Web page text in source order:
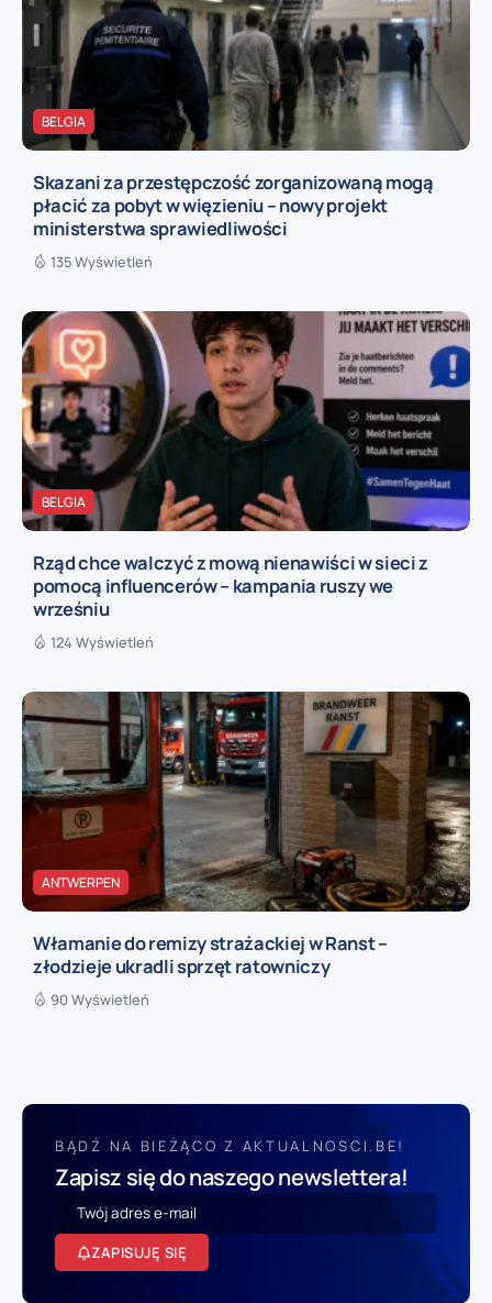
BELGIA
Skazani za przestępczość zorganizowaną mogą
płacić za pobyt w więzieniu – nowy projekt
ministerstwa sprawiedliwości
135 Wyświetleń
BELGIA
Rząd chce walczyć z mową nienawiści w sieci z
pomocą influencerów – kampania ruszy we
wrześniu
124 Wyświetleń
ANTWERPEN
Włamanie do remizy strażackiej w Ranst –
złodzieje ukradli sprzęt ratowniczy
90 Wyświetleń
BĄDŹ NA BIEŻĄCO Z AKTUALNOSCI.BE!
Zapisz się do naszego newslettera!
ZAPISUJĘ SIĘ